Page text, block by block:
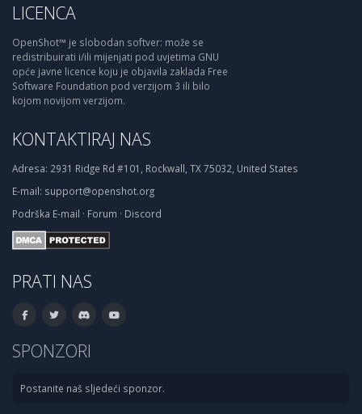
LICENCA
OpenShot™ je slobodan softver: može se
redistribuirati i/ili mijenjati pod uvjetima GNU
opće javne licence koju je objavila zaklada Free
Software Foundation pod verzijom 3 ili bilo
kojom novijom verzijom.
KONTAKTIRAJ NAS
Adresa: 2931 Ridge Rd #101, Rockwall, TX 75032, United States
E-mail: support@openshot.org
Podrška E-mail · Forum · Discord
PRATI NAS
SPONZORI
Postanite naš sljedeći sponzor.